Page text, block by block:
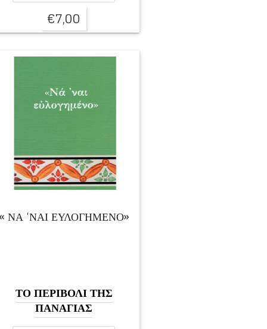
€7,00
ΝΑ ‘ΝΑΙ ΕΥΛΟΓΗΜΕΝΟ»
ΤΟ ΠΕΡΙΒΟΛΙ ΤΗΣ
ΠΑΝΑΓΙΑΣ